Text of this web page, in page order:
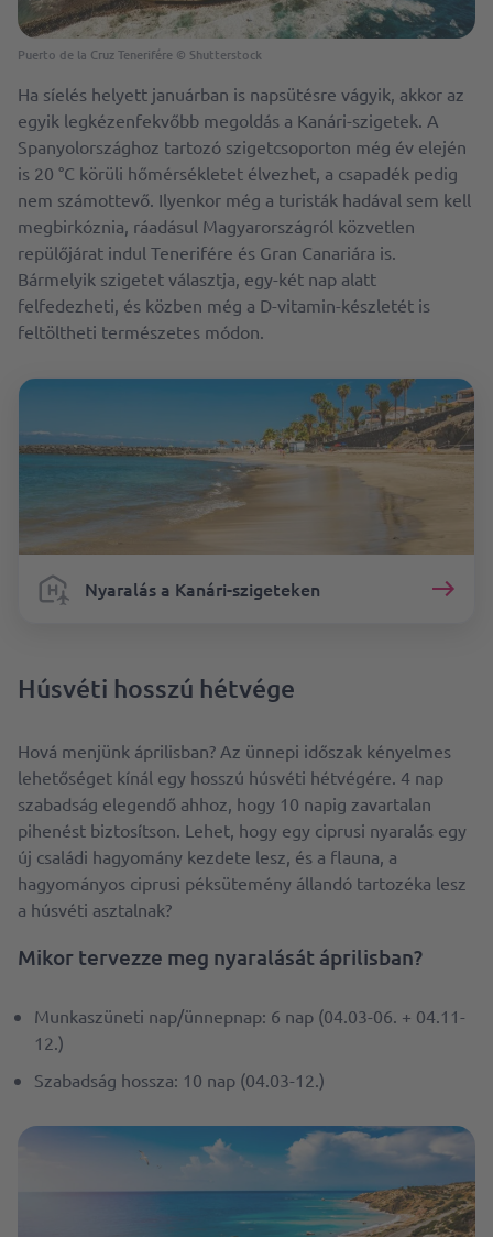
Puerto de la Cruz Tenerifére © Shutterstock
Ha síelés helyett januárban is napsütésre vágyik, akkor az
egyik legkézenfekvőbb megoldás a Kanári-szigetek. A
Spanyolországhoz tartozó szigetcsoporton még év elején
is 20 °C körüli hőmérsékletet élvezhet, a csapadék pedig
nem számottevő. Ilyenkor még a turisták hadával sem kell
megbirkóznia, ráadásul Magyarországról közvetlen
repülőjárat indul Tenerifére és Gran Canariára is.
Bármelyik szigetet választja, egy-két nap alatt
felfedezheti, és közben még a D-vitamin-készletét is
feltöltheti természetes módon.
Nyaralás a Kanári-szigeteken
Húsvéti hosszú hétvége
Hová menjünk áprilisban? Az ünnepi időszak kényelmes
lehetőséget kínál egy hosszú húsvéti hétvégére. 4 nap
szabadság elegendő ahhoz, hogy 10 napig zavartalan
pihenést biztosítson. Lehet, hogy egy ciprusi nyaralás egy
új családi hagyomány kezdete lesz, és a flauna, a
hagyományos ciprusi péksütemény állandó tartozéka lesz
a húsvéti asztalnak?
Mikor tervezze meg nyaralását áprilisban?
Munkaszüneti nap/ünnepnap: 6 nap (04.03-06. + 04.11-
12.)
Szabadság hossza: 10 nap (04.03-12.)